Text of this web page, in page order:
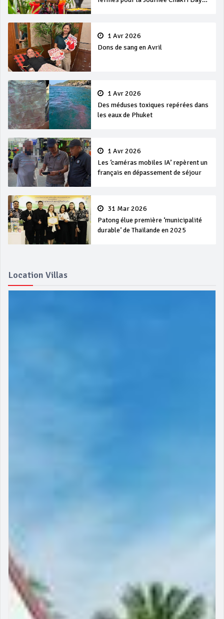
1 Avr 2026
Dons de sang en Avril
1 Avr 2026
Des méduses toxiques repérées dans
les eaux de Phuket
1 Avr 2026
Les ‘caméras mobiles IA’ repèrent un
français en dépassement de séjour
31 Mar 2026
Patong élue première ‘municipalité
durable’ de Thaïlande en 2025
Location Villas